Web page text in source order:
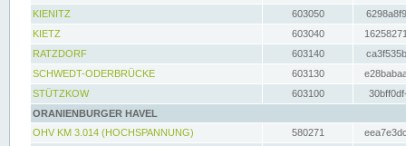
KIENITZ
603050
KIETZ
603040
RATZDORF
603140
SCHWEDT-ODERBRÜCKE
603130
STÜTZKOW
603100
ORANIENBURGER HAVEL
OHV KM 3.014 (HOCHSPANNUNG)
580271